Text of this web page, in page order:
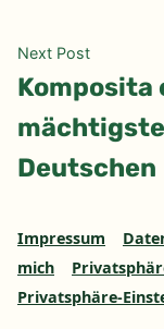
Next PostNext
post:
Komposita
Deutschen
Impressum
mich
Privatsphäre-